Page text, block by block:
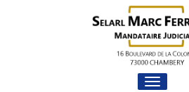
Toggle